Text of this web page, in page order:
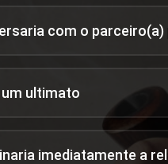
com o
um ultimato
imediatamente a